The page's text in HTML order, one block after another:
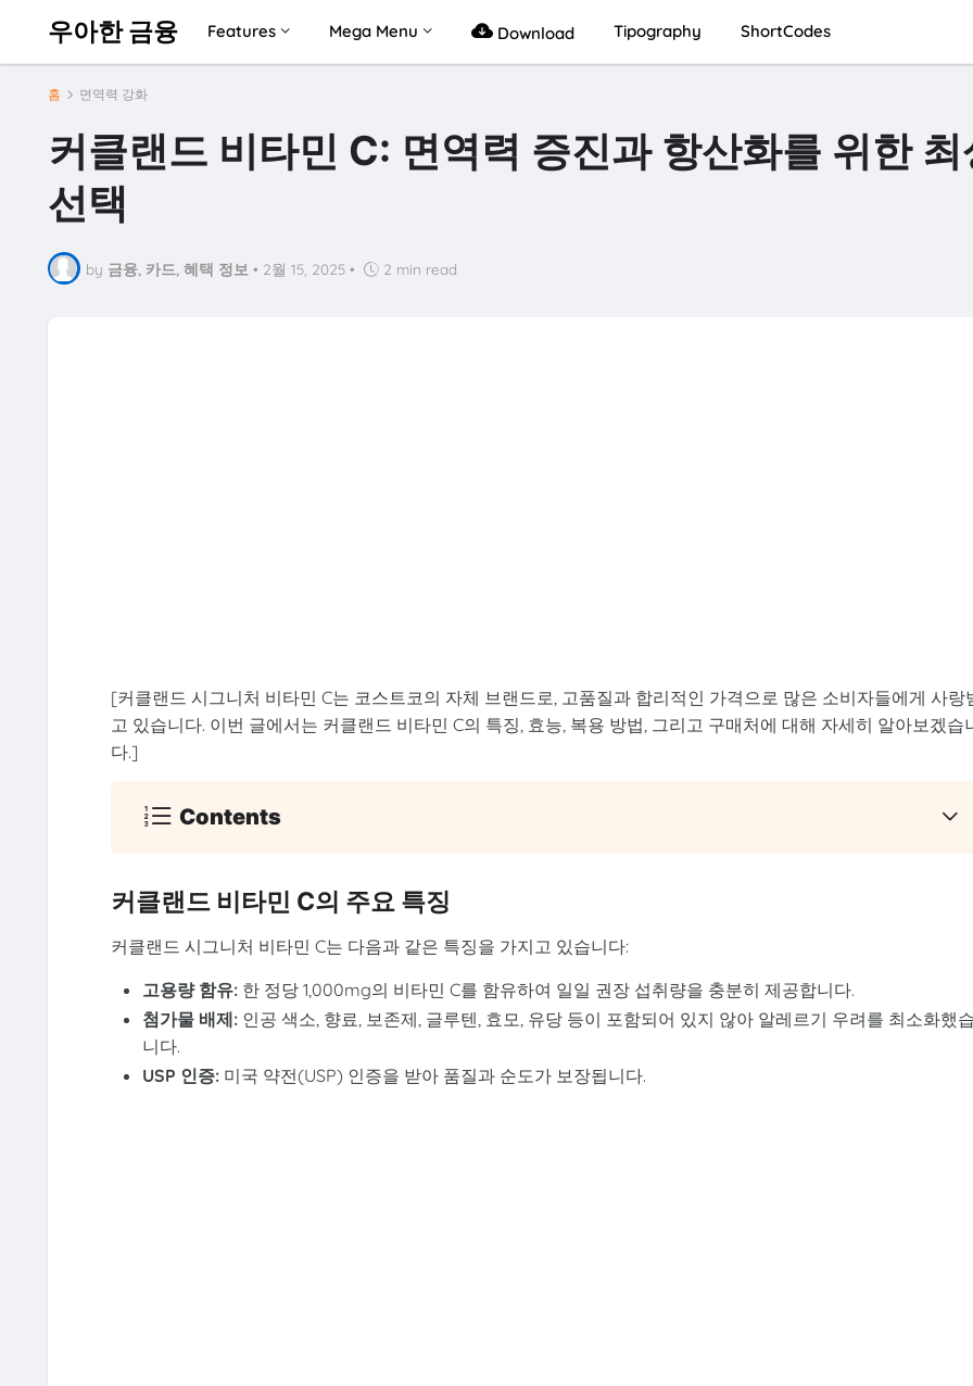
우아한 금융 Features Mega Menu Download Tipography ShortCodes
홈 면역력 강화
커클랜드 비타민 C: 면역력 증진과 항산화를 위한
선택
by 금융, 카드, 혜택 정보 • 2월 15, 2025 • 2 min read
[커클랜드 시그니처 비타민 C는 코스트코의 자체 브랜드로, 고품질과 합리적인 가격으로 많은 소비자들에게 사랑
고 있습니다. 이번 글에서는 커클랜드 비타민 C의 특징, 효능, 복용 방법, 그리고 구매처에 대해 자세히 알아보겠습
다.]
Contents
커클랜드 비타민 C의 주요 특징
커클랜드 시그니처 비타민 C는 다음과 같은 특징을 가지고 있습니다:
고용량 함유: 한 정당 1,000mg의 비타민 C를 함유하여 일일 권장 섭취량을 충분히 제공합니다.
첨가물 배제: 인공 색소, 향료, 보존제, 글루텐, 효모, 유당 등이 포함되어 있지 않아 알레르기 우려를 최소화했
니다.
USP 인증: 미국 약전(USP) 인증을 받아 품질과 순도가 보장됩니다.